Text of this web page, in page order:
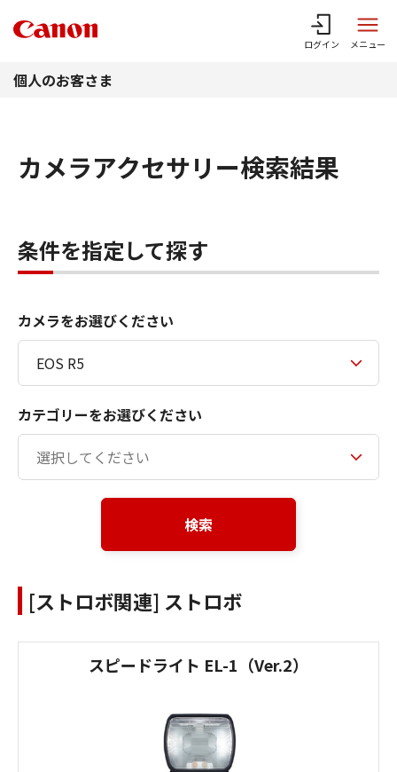
ログイン メニュー
個人のお客さま
カメラアクセサリー検索結果
条件を指定して探す
カメラをお選びください
カテゴリーをお選びください
検索
[ストロボ関連] ストロボ
スピードライト EL-1（Ver.2）